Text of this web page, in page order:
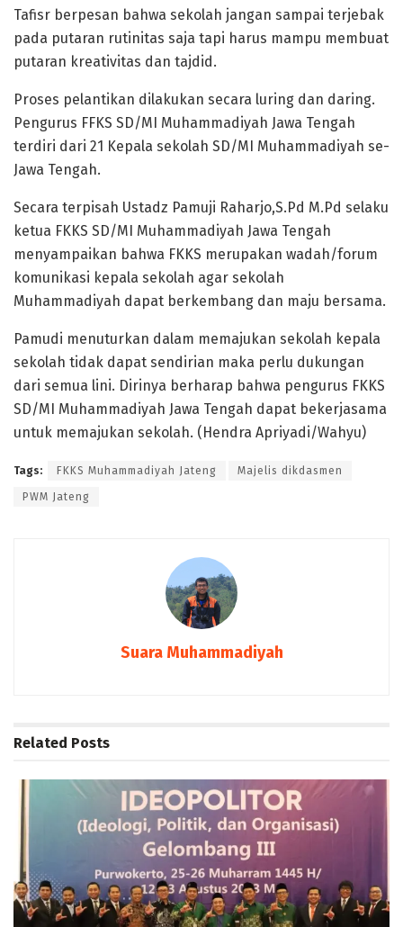
Tafisr berpesan bahwa sekolah jangan sampai terjebak
pada putaran rutinitas saja tapi harus mampu membuat
putaran kreativitas dan tajdid.
Proses pelantikan dilakukan secara luring dan daring.
Pengurus FFKS SD/MI Muhammadiyah Jawa Tengah
terdiri dari 21 Kepala sekolah SD/MI Muhammadiyah se-
Jawa Tengah.
Secara terpisah Ustadz Pamuji Raharjo,S.Pd M.Pd selaku
ketua FKKS SD/MI Muhammadiyah Jawa Tengah
menyampaikan bahwa FKKS merupakan wadah/forum
komunikasi kepala sekolah agar sekolah
Muhammadiyah dapat berkembang dan maju bersama.
Pamudi menuturkan dalam memajukan sekolah kepala
sekolah tidak dapat sendirian maka perlu dukungan
dari semua lini. Dirinya berharap bahwa pengurus FKKS
SD/MI Muhammadiyah Jawa Tengah dapat bekerjasama
untuk memajukan sekolah. (Hendra Apriyadi/Wahyu)
Tags: FKKS Muhammadiyah Jateng Majelis dikdasmen
PWM Jateng
Suara Muhammadiyah
Related Posts